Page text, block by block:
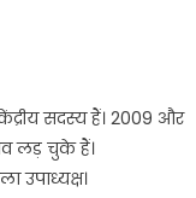
सदस्य हैं। 2009 और
लड़ चुके हैं।
उपाध्यक्ष।